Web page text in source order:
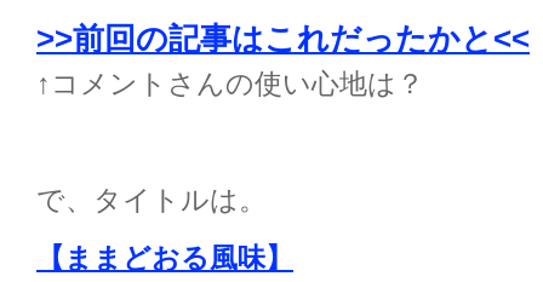
>>前回の記事はこれだったかと<<
↑コメントさんの使い心地は？
で、タイトルは。
【ままどおる風味】